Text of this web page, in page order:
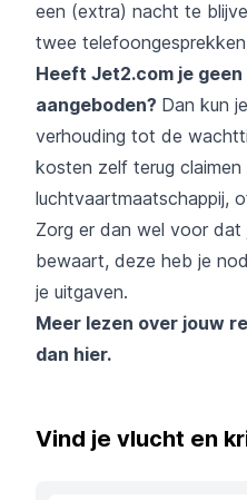
een (extra) nacht te
twee
Heeft Jet2.com je
aangeboden? Dan kun
verhouding tot de
kosten zelf terug claimen
luchtvaartmaatschappij,
Zorg er dan wel voor
bewaart, deze heb je
je uitgaven.
Meer lezen over jouw
dan hier.
Vind je vlucht en